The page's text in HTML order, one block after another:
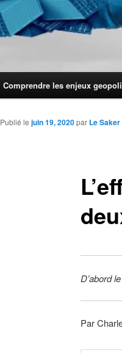
Comprendre les enjeux
Publié le juin 19, 2020par Le
D’abord
Par